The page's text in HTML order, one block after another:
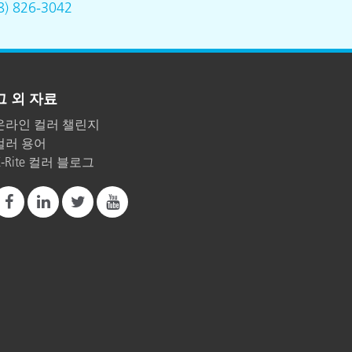
826-3042
외 자료
라인 컬러 챌린지
러 용어
Rite 컬러 블로그